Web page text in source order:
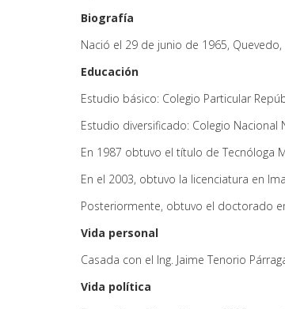
Biografía
Nació el 29 de junio de 1965,
Educación
Estudio básico: Colegio Particular
Estudio diversificado: Colegio Nacional
En 1987 obtuvo el título de Tecnóloga
En el 2003, obtuvo la licenciatura en
Posteriormente, obtuvo el doctorado
Vida personal
Casada con el Ing. Jaime Tenorio
Vida política